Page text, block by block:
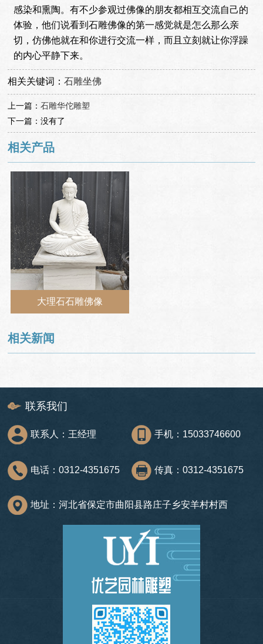
感染和熏陶。有不少参观过佛像的朋友都相互交流自己的
体验，他们说看到石雕佛像的第一感觉就是怎么那么亲
切，仿佛他就在和你进行交流一样，而且立刻就让你浮躁
的内心平静下来。
相关关键词：石雕坐佛
上一篇：石雕华佗雕塑
下一篇：没有了
相关产品
大理石石雕佛像
相关新闻
联系我们
联系人：王经理 手机：15033746600
电话：0312-4351675 传真：0312-4351675
地址：河北省保定市曲阳县路庄子乡安羊村村西